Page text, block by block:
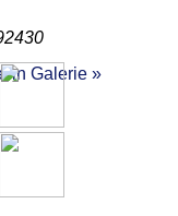
in Galerie »